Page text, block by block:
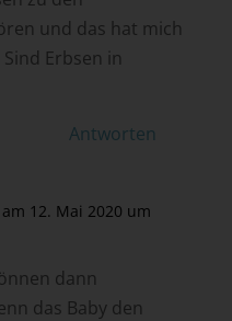
und das hat mich
Erbsen in
Antworten
am 12. Mai 2020 um
dann
das Baby den